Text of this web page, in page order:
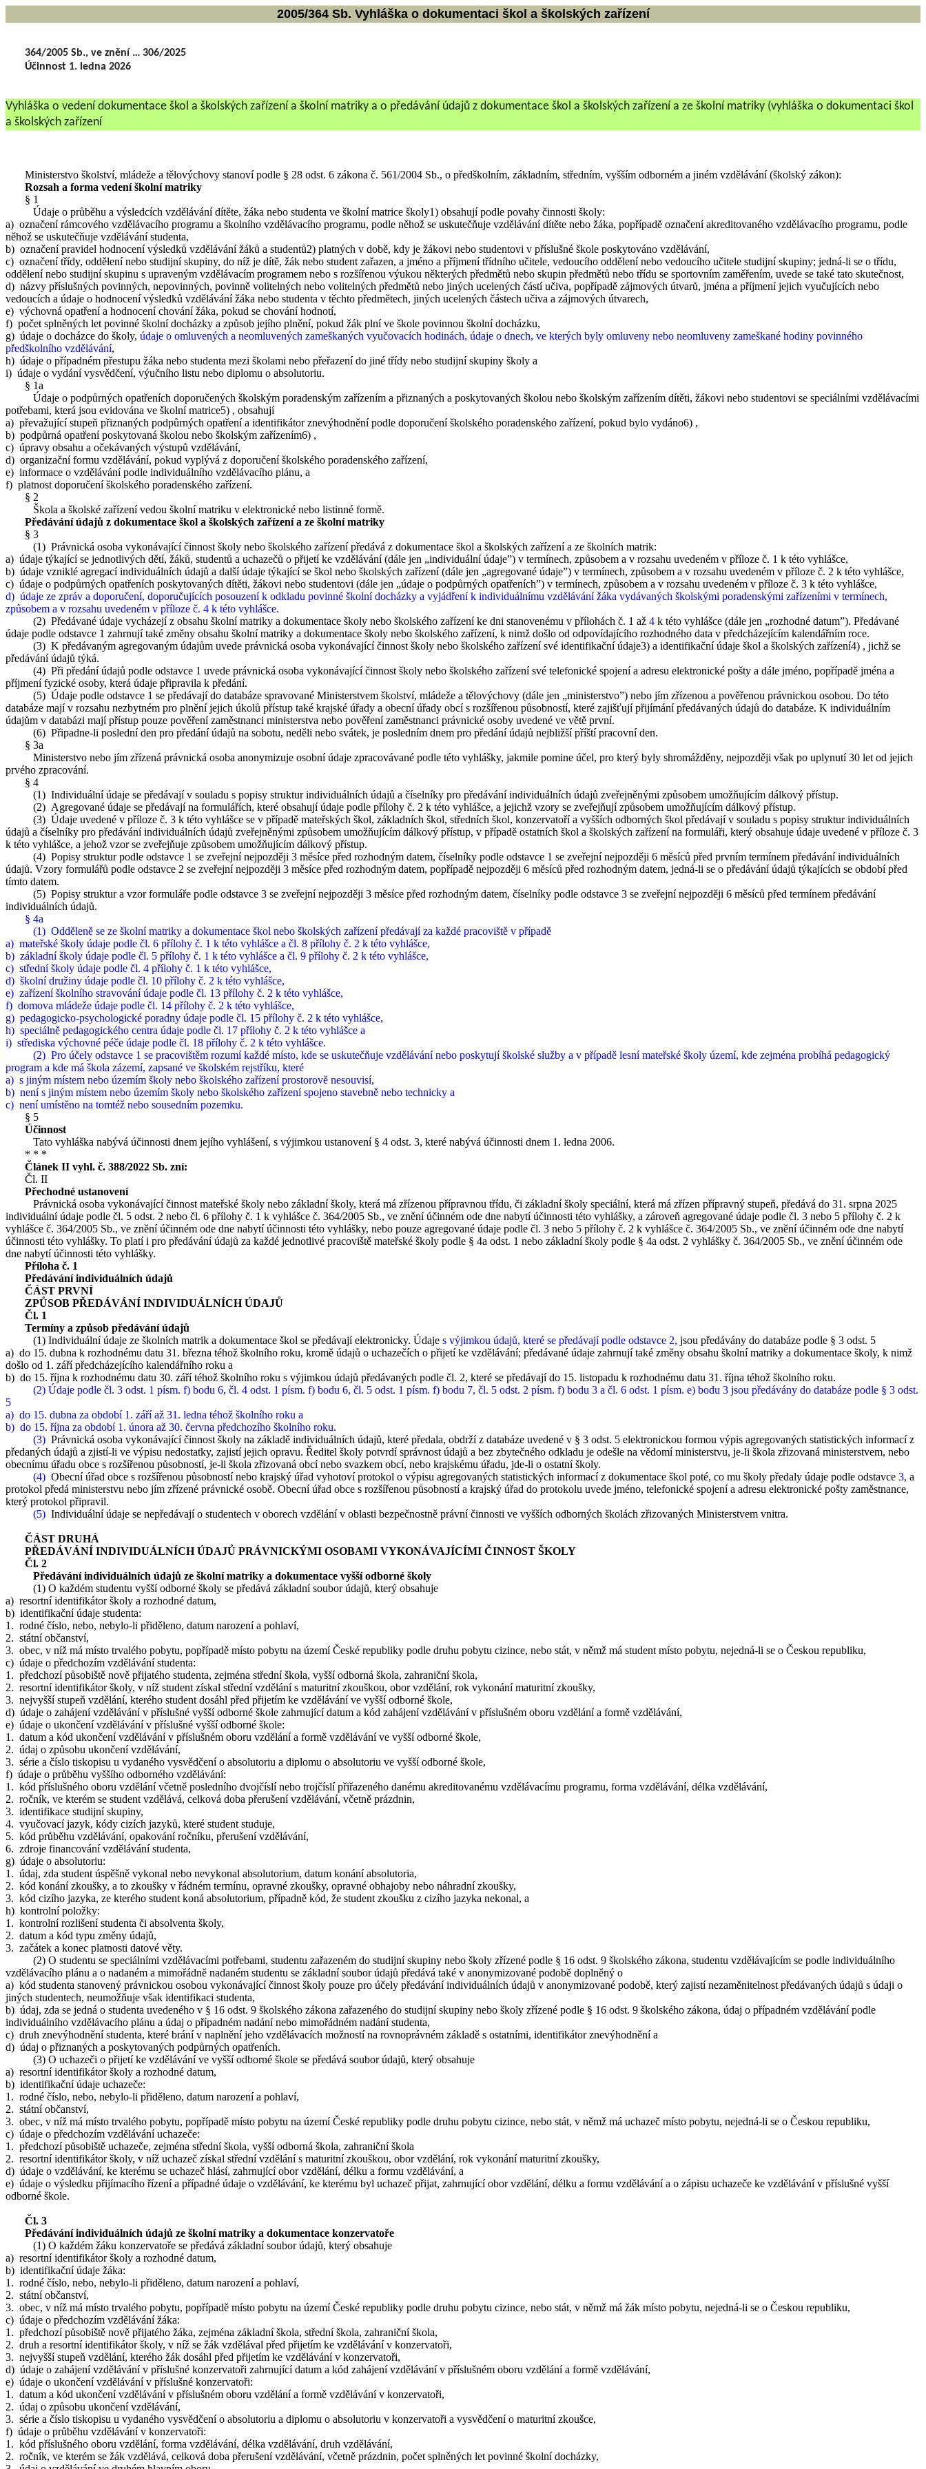
2005/364 Sb. Vyhláška o dokumentaci škol a školských zařízení
364/2005 Sb., ve znění … 306/2025
Účinnost 1. ledna 2026
Vyhláška o vedení dokumentace škol a školských zařízení a školní matriky a o předávání údajů z dokumentace škol a školských zařízení a ze školní matriky (vyhláška o dokumentaci škol
a školských zařízení
Ministerstvo školství, mládeže a tělovýchovy stanoví podle § 28 odst. 6 zákona č. 561/2004 Sb., o předškolním, základním, středním, vyšším odborném a jiném vzdělávání (školský zákon):
Rozsah a forma vedení školní matriky
§ 1
Údaje o průběhu a výsledcích vzdělávání dítěte, žáka nebo studenta ve školní matrice školy1) obsahují podle povahy činnosti školy:
a) označení rámcového vzdělávacího programu a školního vzdělávacího programu, podle něhož se uskutečňuje vzdělávání dítěte nebo žáka, popřípadě označení akreditovaného vzdělávacího programu, podle
něhož se uskutečňuje vzdělávání studenta,
b) označení pravidel hodnocení výsledků vzdělávání žáků a studentů2) platných v době, kdy je žákovi nebo studentovi v příslušné škole poskytováno vzdělávání,
c) označení třídy, oddělení nebo studijní skupiny, do níž je dítě, žák nebo student zařazen, a jméno a příjmení třídního učitele, vedoucího oddělení nebo vedoucího učitele studijní skupiny; jedná-li se o třídu,
oddělení nebo studijní skupinu s upraveným vzdělávacím programem nebo s rozšířenou výukou některých předmětů nebo skupin předmětů nebo třídu se sportovním zaměřením, uvede se také tato skutečnost,
d) názvy příslušných povinných, nepovinných, povinně volitelných nebo volitelných předmětů nebo jiných ucelených částí učiva, popřípadě zájmových útvarů, jména a příjmení jejich vyučujících nebo
vedoucích a údaje o hodnocení výsledků vzdělávání žáka nebo studenta v těchto předmětech, jiných ucelených částech učiva a zájmových útvarech,
e) výchovná opatření a hodnocení chování žáka, pokud se chování hodnotí,
f) počet splněných let povinné školní docházky a způsob jejího plnění, pokud žák plní ve škole povinnou školní docházku,
g) údaje o docházce do školy, údaje o omluvených a neomluvených zameškaných vyučovacích hodinách, údaje o dnech, ve kterých byly omluveny nebo neomluveny zameškané hodiny povinného
předškolního vzdělávání,
h) údaje o případném přestupu žáka nebo studenta mezi školami nebo přeřazení do jiné třídy nebo studijní skupiny školy a
i) údaje o vydání vysvědčení, výučního listu nebo diplomu o absolutoriu.
§ 1a
Údaje o podpůrných opatřeních doporučených školským poradenským zařízením a přiznaných a poskytovaných školou nebo školským zařízením dítěti, žákovi nebo studentovi se speciálními vzdělávacími
potřebami, která jsou evidována ve školní matrice5) , obsahují
a) převažující stupeň přiznaných podpůrných opatření a identifikátor znevýhodnění podle doporučení školského poradenského zařízení, pokud bylo vydáno6) ,
b) podpůrná opatření poskytovaná školou nebo školským zařízením6) ,
c) úpravy obsahu a očekávaných výstupů vzdělávání,
d) organizační formu vzdělávání, pokud vyplývá z doporučení školského poradenského zařízení,
e) informace o vzdělávání podle individuálního vzdělávacího plánu, a
f) platnost doporučení školského poradenského zařízení.
§ 2
Škola a školské zařízení vedou školní matriku v elektronické nebo listinné formě.
Předávání údajů z dokumentace škol a školských zařízení a ze školní matriky
§ 3
(1) Právnická osoba vykonávající činnost školy nebo školského zařízení předává z dokumentace škol a školských zařízení a ze školních matrik:
a) údaje týkající se jednotlivých dětí, žáků, studentů a uchazečů o přijetí ke vzdělávání (dále jen „individuální údaje”) v termínech, způsobem a v rozsahu uvedeném v příloze č. 1 k této vyhlášce,
b) údaje vzniklé agregací individuálních údajů a další údaje týkající se škol nebo školských zařízení (dále jen „agregované údaje”) v termínech, způsobem a v rozsahu uvedeném v příloze č. 2 k této vyhlášce,
c) údaje o podpůrných opatřeních poskytovaných dítěti, žákovi nebo studentovi (dále jen „údaje o podpůrných opatřeních”) v termínech, způsobem a v rozsahu uvedeném v příloze č. 3 k této vyhlášce,
d) údaje ze zpráv a doporučení, doporučujících posouzení k odkladu povinné školní docházky a vyjádření k individuálnímu vzdělávání žáka vydávaných školskými poradenskými zařízeními v termínech,
způsobem a v rozsahu uvedeném v příloze č. 4 k této vyhlášce.
(2) Předávané údaje vycházejí z obsahu školní matriky a dokumentace školy nebo školského zařízení ke dni stanovenému v přílohách č. 1 až 4 k této vyhlášce (dále jen „rozhodné datum”). Předávané
údaje podle odstavce 1 zahrnují také změny obsahu školní matriky a dokumentace školy nebo školského zařízení, k nimž došlo od odpovídajícího rozhodného data v předcházejícím kalendářním roce.
(3) K předávaným agregovaným údajům uvede právnická osoba vykonávající činnost školy nebo školského zařízení své identifikační údaje3) a identifikační údaje škol a školských zařízení4) , jichž se
předávání údajů týká.
(4) Při předání údajů podle odstavce 1 uvede právnická osoba vykonávající činnost školy nebo školského zařízení své telefonické spojení a adresu elektronické pošty a dále jméno, popřípadě jména a
příjmení fyzické osoby, která údaje připravila k předání.
(5) Údaje podle odstavce 1 se předávají do databáze spravované Ministerstvem školství, mládeže a tělovýchovy (dále jen „ministerstvo”) nebo jím zřízenou a pověřenou právnickou osobou. Do této
databáze mají v rozsahu nezbytném pro plnění jejich úkolů přístup také krajské úřady a obecní úřady obcí s rozšířenou působností, které zajišťují přijímání předávaných údajů do databáze. K individuálním
údajům v databázi mají přístup pouze pověření zaměstnanci ministerstva nebo pověření zaměstnanci právnické osoby uvedené ve větě první.
(6) Připadne-li poslední den pro předání údajů na sobotu, neděli nebo svátek, je posledním dnem pro předání údajů nejbližší příští pracovní den.
§ 3a
Ministerstvo nebo jím zřízená právnická osoba anonymizuje osobní údaje zpracovávané podle této vyhlášky, jakmile pomine účel, pro který byly shromážděny, nejpozději však po uplynutí 30 let od jejich
prvého zpracování.
§ 4
(1) Individuální údaje se předávají v souladu s popisy struktur individuálních údajů a číselníky pro předávání individuálních údajů zveřejněnými způsobem umožňujícím dálkový přístup.
(2) Agregované údaje se předávají na formulářích, které obsahují údaje podle přílohy č. 2 k této vyhlášce, a jejichž vzory se zveřejňují způsobem umožňujícím dálkový přístup.
(3) Údaje uvedené v příloze č. 3 k této vyhlášce se v případě mateřských škol, základních škol, středních škol, konzervatoří a vyšších odborných škol předávají v souladu s popisy struktur individuálních
údajů a číselníky pro předávání individuálních údajů zveřejněnými způsobem umožňujícím dálkový přístup, v případě ostatních škol a školských zařízení na formuláři, který obsahuje údaje uvedené v příloze č. 3
k této vyhlášce, a jehož vzor se zveřejňuje způsobem umožňujícím dálkový přístup.
(4) Popisy struktur podle odstavce 1 se zveřejní nejpozději 3 měsíce před rozhodným datem, číselníky podle odstavce 1 se zveřejní nejpozději 6 měsíců před prvním termínem předávání individuálních
údajů. Vzory formulářů podle odstavce 2 se zveřejní nejpozději 3 měsíce před rozhodným datem, popřípadě nejpozději 6 měsíců před rozhodným datem, jedná-li se o předávání údajů týkajících se období před
tímto datem.
(5) Popisy struktur a vzor formuláře podle odstavce 3 se zveřejní nejpozději 3 měsíce před rozhodným datem, číselníky podle odstavce 3 se zveřejní nejpozději 6 měsíců před termínem předávání
individuálních údajů.
§ 4a
(1) Odděleně se ze školní matriky a dokumentace škol nebo školských zařízení předávají za každé pracoviště v případě
a) mateřské školy údaje podle čl. 6 přílohy č. 1 k této vyhlášce a čl. 8 přílohy č. 2 k této vyhlášce,
b) základní školy údaje podle čl. 5 přílohy č. 1 k této vyhlášce a čl. 9 přílohy č. 2 k této vyhlášce,
c) střední školy údaje podle čl. 4 přílohy č. 1 k této vyhlášce,
d) školní družiny údaje podle čl. 10 přílohy č. 2 k této vyhlášce,
e) zařízení školního stravování údaje podle čl. 13 přílohy č. 2 k této vyhlášce,
f) domova mládeže údaje podle čl. 14 přílohy č. 2 k této vyhlášce,
g) pedagogicko-psychologické poradny údaje podle čl. 15 přílohy č. 2 k této vyhlášce,
h) speciálně pedagogického centra údaje podle čl. 17 přílohy č. 2 k této vyhlášce a
i) střediska výchovné péče údaje podle čl. 18 přílohy č. 2 k této vyhlášce.
(2) Pro účely odstavce 1 se pracovištěm rozumí každé místo, kde se uskutečňuje vzdělávání nebo poskytují školské služby a v případě lesní mateřské školy území, kde zejména probíhá pedagogický
program a kde má škola zázemí, zapsané ve školském rejstříku, které
a) s jiným místem nebo územím školy nebo školského zařízení prostorově nesouvisí,
b) není s jiným místem nebo územím školy nebo školského zařízení spojeno stavebně nebo technicky a
c) není umístěno na tomtéž nebo sousedním pozemku.
§ 5
Účinnost
Tato vyhláška nabývá účinnosti dnem jejího vyhlášení, s výjimkou ustanovení § 4 odst. 3, které nabývá účinnosti dnem 1. ledna 2006.
* * *
Článek II vyhl. č. 388/2022 Sb. zní:
Čl. II
Přechodné ustanovení
Právnická osoba vykonávající činnost mateřské školy nebo základní školy, která má zřízenou přípravnou třídu, či základní školy speciální, která má zřízen přípravný stupeň, předává do 31. srpna 2025
individuální údaje podle čl. 5 odst. 2 nebo čl. 6 přílohy č. 1 k vyhlášce č. 364/2005 Sb., ve znění účinném ode dne nabytí účinnosti této vyhlášky, a zároveň agregované údaje podle čl. 3 nebo 5 přílohy č. 2 k
vyhlášce č. 364/2005 Sb., ve znění účinném ode dne nabytí účinnosti této vyhlášky, nebo pouze agregované údaje podle čl. 3 nebo 5 přílohy č. 2 k vyhlášce č. 364/2005 Sb., ve znění účinném ode dne nabytí
účinnosti této vyhlášky. To platí i pro předávání údajů za každé jednotlivé pracoviště mateřské školy podle § 4a odst. 1 nebo základní školy podle § 4a odst. 2 vyhlášky č. 364/2005 Sb., ve znění účinném ode
dne nabytí účinnosti této vyhlášky.
Příloha č. 1
Předávání individuálních údajů
ČÁST PRVNÍ
ZPŮSOB PŘEDÁVÁNÍ INDIVIDUÁLNÍCH ÚDAJŮ
Čl. 1
Termíny a způsob předávání údajů
(1) Individuální údaje ze školních matrik a dokumentace škol se předávají elektronicky. Údaje s výjimkou údajů, které se předávají podle odstavce 2, jsou předávány do databáze podle § 3 odst. 5
a) do 15. dubna k rozhodnému datu 31. března téhož školního roku, kromě údajů o uchazečích o přijetí ke vzdělávání; předávané údaje zahrnují také změny obsahu školní matriky a dokumentace školy, k nimž
došlo od 1. září předcházejícího kalendářního roku a
b) do 15. října k rozhodnému datu 30. září téhož školního roku s výjimkou údajů předávaných podle čl. 2, které se předávají do 15. listopadu k rozhodnému datu 31. října téhož školního roku.
(2) Údaje podle čl. 3 odst. 1 písm. f) bodu 6, čl. 4 odst. 1 písm. f) bodu 6, čl. 5 odst. 1 písm. f) bodu 7, čl. 5 odst. 2 písm. f) bodu 3 a čl. 6 odst. 1 písm. e) bodu 3 jsou předávány do databáze podle § 3 odst.
5
a) do 15. dubna za období 1. září až 31. ledna téhož školního roku a
b) do 15. října za období 1. února až 30. června předchozího školního roku.
(3) Právnická osoba vykonávající činnost školy na základě individuálních údajů, které předala, obdrží z databáze uvedené v § 3 odst. 5 elektronickou formou výpis agregovaných statistických informací z
předaných údajů a zjistí-li ve výpisu nedostatky, zajistí jejich opravu. Ředitel školy potvrdí správnost údajů a bez zbytečného odkladu je odešle na vědomí ministerstvu, je-li škola zřizovaná ministerstvem, nebo
obecnímu úřadu obce s rozšířenou působností, je-li škola zřizovaná obcí nebo svazkem obcí, nebo krajskému úřadu, jde-li o ostatní školy.
(4) Obecní úřad obce s rozšířenou působností nebo krajský úřad vyhotoví protokol o výpisu agregovaných statistických informací z dokumentace škol poté, co mu školy předaly údaje podle odstavce 3, a
protokol předá ministerstvu nebo jím zřízené právnické osobě. Obecní úřad obce s rozšířenou působností a krajský úřad do protokolu uvede jméno, telefonické spojení a adresu elektronické pošty zaměstnance,
který protokol připravil.
(5) Individuální údaje se nepředávají o studentech v oborech vzdělání v oblasti bezpečnostně právní činnosti ve vyšších odborných školách zřizovaných Ministerstvem vnitra.
ČÁST DRUHÁ
PŘEDÁVÁNÍ INDIVIDUÁLNÍCH ÚDAJŮ PRÁVNICKÝMI OSOBAMI VYKONÁVAJÍCÍMI ČINNOST ŠKOLY
Čl. 2
Předávání individuálních údajů ze školní matriky a dokumentace vyšší odborné školy
(1) O každém studentu vyšší odborné školy se předává základní soubor údajů, který obsahuje
a) resortní identifikátor školy a rozhodné datum,
b) identifikační údaje studenta:
1. rodné číslo, nebo, nebylo-li přiděleno, datum narození a pohlaví,
2. státní občanství,
3. obec, v níž má místo trvalého pobytu, popřípadě místo pobytu na území České republiky podle druhu pobytu cizince, nebo stát, v němž má student místo pobytu, nejedná-li se o Českou republiku,
c) údaje o předchozím vzdělávání studenta:
1. předchozí působiště nově přijatého studenta, zejména střední škola, vyšší odborná škola, zahraniční škola,
2. resortní identifikátor školy, v níž student získal střední vzdělání s maturitní zkouškou, obor vzdělání, rok vykonání maturitní zkoušky,
3. nejvyšší stupeň vzdělání, kterého student dosáhl před přijetím ke vzdělávání ve vyšší odborné škole,
d) údaje o zahájení vzdělávání v příslušné vyšší odborné škole zahrnující datum a kód zahájení vzdělávání v příslušném oboru vzdělání a formě vzdělávání,
e) údaje o ukončení vzdělávání v příslušné vyšší odborné škole:
1. datum a kód ukončení vzdělávání v příslušném oboru vzdělání a formě vzdělávání ve vyšší odborné škole,
2. údaj o způsobu ukončení vzdělávání,
3. série a číslo tiskopisu u vydaného vysvědčení o absolutoriu a diplomu o absolutoriu ve vyšší odborné škole,
f) údaje o průběhu vyššího odborného vzdělávání:
1. kód příslušného oboru vzdělání včetně posledního dvojčíslí nebo trojčíslí přiřazeného danému akreditovanému vzdělávacímu programu, forma vzdělávání, délka vzdělávání,
2. ročník, ve kterém se student vzdělává, celková doba přerušení vzdělávání, včetně prázdnin,
3. identifikace studijní skupiny,
4. vyučovací jazyk, kódy cizích jazyků, které student studuje,
5. kód průběhu vzdělávání, opakování ročníku, přerušení vzdělávání,
6. zdroje financování vzdělávání studenta,
g) údaje o absolutoriu:
1. údaj, zda student úspěšně vykonal nebo nevykonal absolutorium, datum konání absolutoria,
2. kód konání zkoušky, a to zkoušky v řádném termínu, opravné zkoušky, opravné obhajoby nebo náhradní zkoušky,
3. kód cizího jazyka, ze kterého student koná absolutorium, případně kód, že student zkoušku z cizího jazyka nekonal, a
h) kontrolní položky:
1. kontrolní rozlišení studenta či absolventa školy,
2. datum a kód typu změny údajů,
3. začátek a konec platnosti datové věty.
(2) O studentu se speciálními vzdělávacími potřebami, studentu zařazeném do studijní skupiny nebo školy zřízené podle § 16 odst. 9 školského zákona, studentu vzdělávajícím se podle individuálního
vzdělávacího plánu a o nadaném a mimořádně nadaném studentu se základní soubor údajů předává také v anonymizované podobě doplněný o
a) kód studenta stanovený právnickou osobou vykonávající činnost školy pouze pro účely předávání individuálních údajů v anonymizované podobě, který zajistí nezaměnitelnost předávaných údajů s údaji o
jiných studentech, neumožňuje však identifikaci studenta,
b) údaj, zda se jedná o studenta uvedeného v § 16 odst. 9 školského zákona zařazeného do studijní skupiny nebo školy zřízené podle § 16 odst. 9 školského zákona, údaj o případném vzdělávání podle
individuálního vzdělávacího plánu a údaj o případném nadání nebo mimořádném nadání studenta,
c) druh znevýhodnění studenta, které brání v naplnění jeho vzdělávacích možností na rovnoprávném základě s ostatními, identifikátor znevýhodnění a
d) údaj o přiznaných a poskytovaných podpůrných opatřeních.
(3) O uchazeči o přijetí ke vzdělávání ve vyšší odborné škole se předává soubor údajů, který obsahuje
a) resortní identifikátor školy a rozhodné datum,
b) identifikační údaje uchazeče:
1. rodné číslo, nebo, nebylo-li přiděleno, datum narození a pohlaví,
2. státní občanství,
3. obec, v níž má místo trvalého pobytu, popřípadě místo pobytu na území České republiky podle druhu pobytu cizince, nebo stát, v němž má uchazeč místo pobytu, nejedná-li se o Českou republiku,
c) údaje o předchozím vzdělávání uchazeče:
1. předchozí působiště uchazeče, zejména střední škola, vyšší odborná škola, zahraniční škola
2. resortní identifikátor školy, v níž uchazeč získal střední vzdělání s maturitní zkouškou, obor vzdělání, rok vykonání maturitní zkoušky,
d) údaje o vzdělávání, ke kterému se uchazeč hlásí, zahrnující obor vzdělání, délku a formu vzdělávání, a
e) údaje o výsledku přijímacího řízení a případné údaje o vzdělávání, ke kterému byl uchazeč přijat, zahrnující obor vzdělání, délku a formu vzdělávání a o zápisu uchazeče ke vzdělávání v příslušné vyšší
odborné škole.
Čl. 3
Předávání individuálních údajů ze školní matriky a dokumentace konzervatoře
(1) O každém žáku konzervatoře se předává základní soubor údajů, který obsahuje
a) resortní identifikátor školy a rozhodné datum,
b) identifikační údaje žáka:
1. rodné číslo, nebo, nebylo-li přiděleno, datum narození a pohlaví,
2. státní občanství,
3. obec, v níž má místo trvalého pobytu, popřípadě místo pobytu na území České republiky podle druhu pobytu cizince, nebo stát, v němž má žák místo pobytu, nejedná-li se o Českou republiku,
c) údaje o předchozím vzdělávání žáka:
1. předchozí působiště nově přijatého žáka, zejména základní škola, střední škola, zahraniční škola,
2. druh a resortní identifikátor školy, v níž se žák vzdělával před přijetím ke vzdělávání v konzervatoři,
3. nejvyšší stupeň vzdělání, kterého žák dosáhl před přijetím ke vzdělávání v konzervatoři,
d) údaje o zahájení vzdělávání v příslušné konzervatoři zahrnující datum a kód zahájení vzdělávání v příslušném oboru vzdělání a formě vzdělávání,
e) údaje o ukončení vzdělávání v příslušné konzervatoři:
1. datum a kód ukončení vzdělávání v příslušném oboru vzdělání a formě vzdělávání v konzervatoři,
2. údaj o způsobu ukončení vzdělávání,
3. série a číslo tiskopisu u vydaného vysvědčení o absolutoriu a diplomu o absolutoriu v konzervatoři a vysvědčení o maturitní zkoušce,
f) údaje o průběhu vzdělávání v konzervatoři:
1. kód příslušného oboru vzdělání, forma vzdělávání, délka vzdělávání, druh vzdělávání,
2. ročník, ve kterém se žák vzdělává, celková doba přerušení vzdělávání, včetně prázdnin, počet splněných let povinné školní docházky,